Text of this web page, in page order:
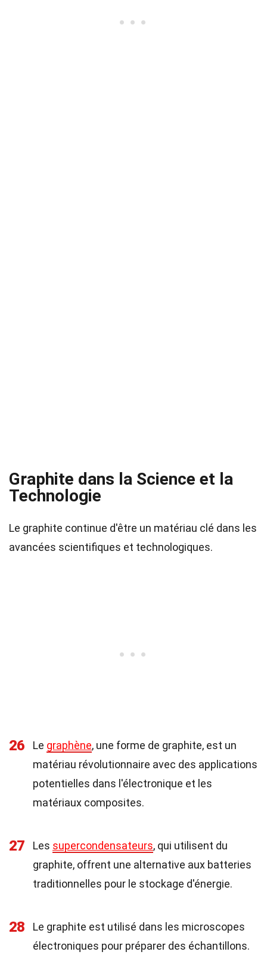
Graphite dans la Science et la
Technologie
Le graphite continue d'être un matériau clé dans les
avancées scientifiques et technologiques.
26 Le graphène, une forme de graphite, est un
matériau révolutionnaire avec des applications
potentielles dans l'électronique et les
matériaux composites.
27 Les supercondensateurs, qui utilisent du
graphite, offrent une alternative aux batteries
traditionnelles pour le stockage d'énergie.
28
Le graphite est utilisé dans les microscopes
électroniques pour préparer des échantillons.